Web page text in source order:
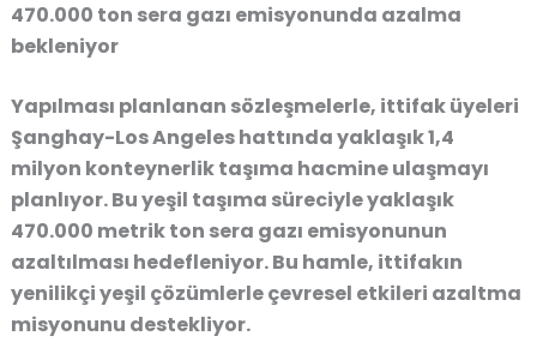
470.000 ton sera gazı emisyonunda azalma
bekleniyor
Yapılması planlanan sözleşmelerle, ittifak üyeleri
Şanghay-Los Angeles hattında yaklaşık 1,4
milyon konteynerlik taşıma hacmine ulaşmayı
planlıyor. Bu yeşil taşıma süreciyle yaklaşık
470.000 metrik ton sera gazı emisyonunun
azaltılması hedefleniyor. Bu hamle, ittifakın
yenilikçi yeşil çözümlerle çevresel etkileri azaltma
misyonunu destekliyor.